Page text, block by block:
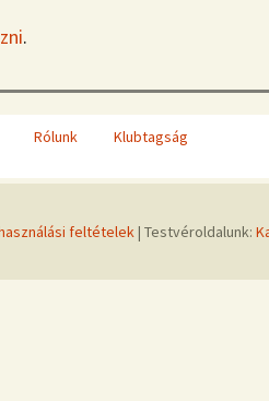
.
Rólunk Klubtagság
feltételek| Testvéroldalunk: